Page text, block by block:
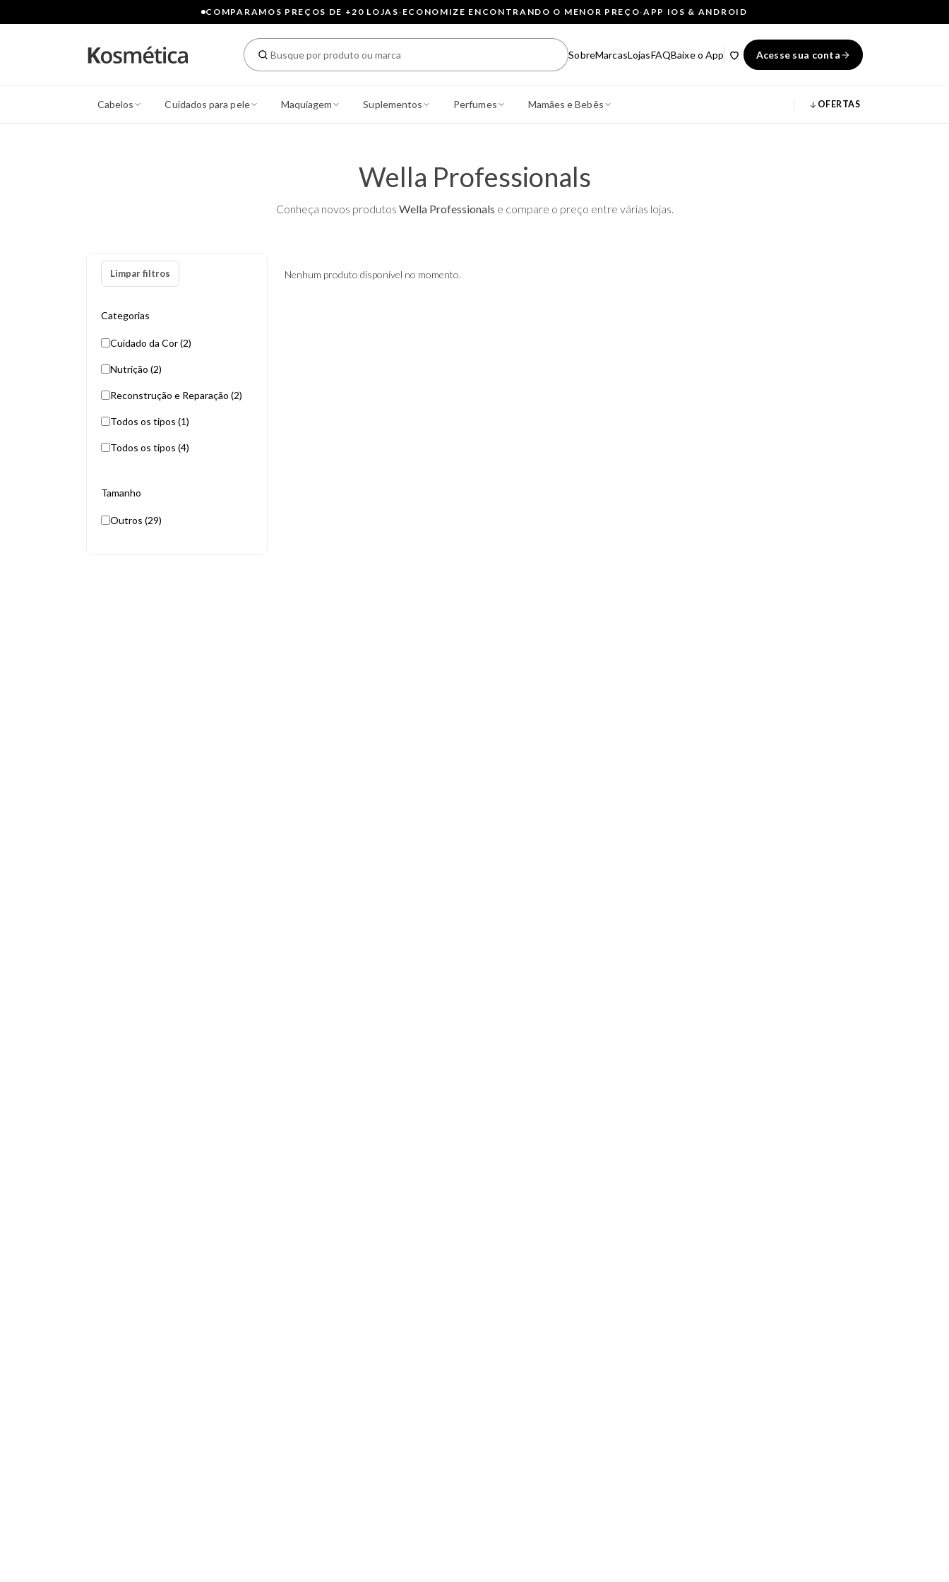
COMPARAMOS PREÇOS DE +20 LOJAS· ECONOMIZE ENCONTRANDO O MENOR PREÇO·APP IOS & ANDROID
SobreMarcasLojasFAQBaixe o App Acesse sua conta
Cabelos Cuidados para pele Maquiagem Suplementos Perfumes Mamães e Bebês OFERTAS
Wella Professionals
Conheça novos produtos Wella Professionals e compare o preço entre várias lojas.
Limpar filtros
Categorias
Cuidado da Cor (2)
Nutrição (2)
Reconstrução e Reparação (2)
Todos os tipos (1)
Todos os tipos (4)
Tamanho
Outros (29)
Nenhum produto disponível no momento.